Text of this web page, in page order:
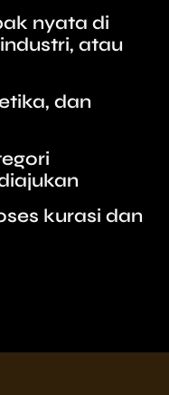
nyata di
atau
dan
kurasi dan